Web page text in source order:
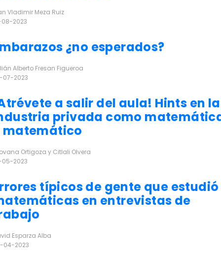
Vladimir Meza Ruiz
08-2023
¿no esperados?
Alberto Fresan Figueroa
07-2023
a salir del aula! Hints en la
privada como
matemático
Ortigoza y Citlali Olvera
05-2023
típicos de gente que estudió
en entrevistas de
Esparza Alba
04-2023